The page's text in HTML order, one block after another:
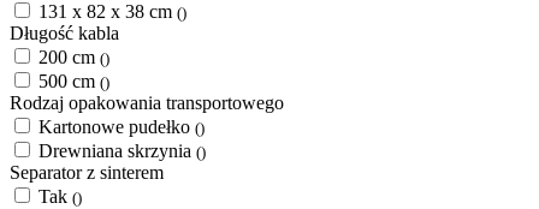
131 x 82 x 38 cm ()
Długość kabla
200 cm ()
500 cm ()
Rodzaj opakowania transportowego
Kartonowe pudełko ()
Drewniana skrzynia ()
Separator z sinterem
Tak ()